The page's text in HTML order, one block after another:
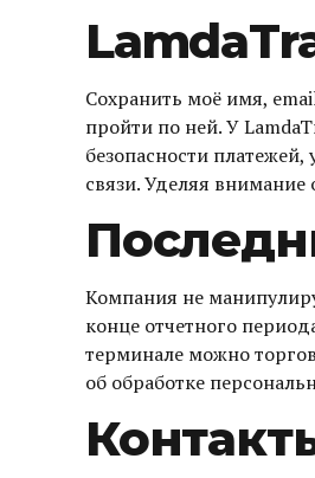
Сохранить моё имя,
пройти по ней. У
безопасности
связи. Уделяя
Компания не
конце отчетного
терминале можно
об обработке